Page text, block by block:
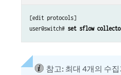
[edit protocols]
user@switch# set sflow
참고: 최대 4개의 수